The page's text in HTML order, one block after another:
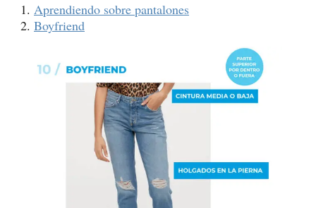
Aprendiendo sobre pantalones
Boyfriend